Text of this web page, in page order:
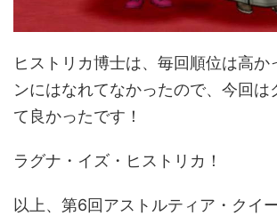
ヒストリカ博士は、毎回順位は高か
ンにはなれてなかったので、今回は
て良かったです！
ラグナ・イズ・ヒストリカ！
以上、第6回アストルティア・クイ